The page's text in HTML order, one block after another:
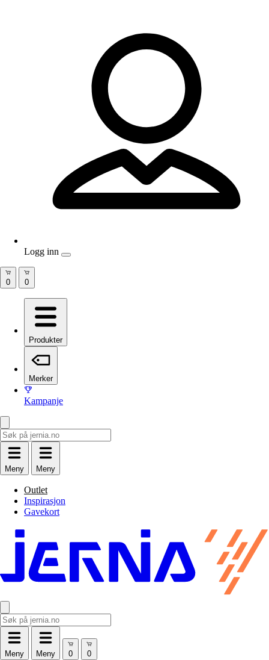
Produkter
Merker
Kampanje
Meny Meny
Outlet
Inspirasjon
Gavekort
Meny Meny